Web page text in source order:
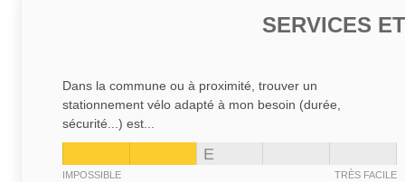
SERVICES
Dans la commune ou à proximité, trouver un
stationnement vélo adapté à mon besoin (durée,
sécurité...) est...
E
IMPOSSIBLE TRÈS FACILE